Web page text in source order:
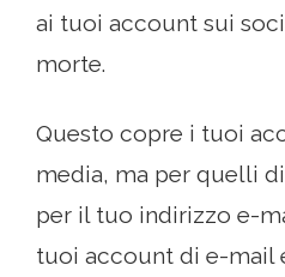
ai tuoi account sui
morte.
Questo copre i tuoi
media, ma per quelli
per il tuo indirizzo e-
tuoi account di e-mail